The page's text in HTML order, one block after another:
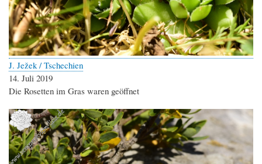
J. Ježek / Tschechien
14. Juli 2019
Die Rosetten im Gras waren geöffnet